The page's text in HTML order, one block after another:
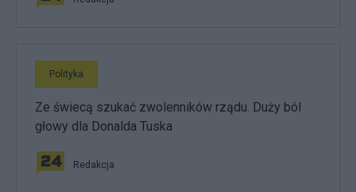
Polityka
Ze świecą szukać zwolenników rządu. Duży ból
głowy dla Donalda Tuska
Redakcja